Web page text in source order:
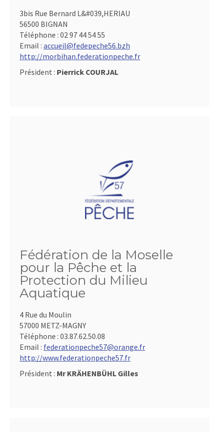
3bis Rue Bernard L&#039,HERIAU
56500 BIGNAN
Téléphone : 02 97 44 54 55
Email : accueil@fedepeche56.bzh
http://morbihan.federationpeche.fr
Président : Pierrick COURJAL
Fédération de la Moselle
pour la Pêche et la
Protection du Milieu
Aquatique
4 Rue du Moulin
57000 METZ-MAGNY
Téléphone : 03.87.62.50.08
Email : federationpeche57@orange.fr
http://www.federationpeche57.fr
Président : Mr KRÄHENBÜHL Gilles